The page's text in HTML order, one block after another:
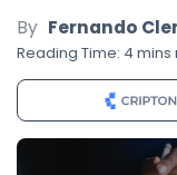
By Fernando
Reading Time: 4 mins